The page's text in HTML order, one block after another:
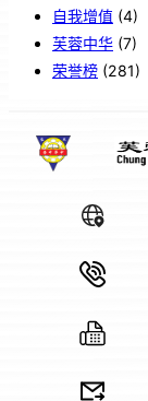
自我增值 (4)
芙蓉中华 (7)
荣誉榜 (281)